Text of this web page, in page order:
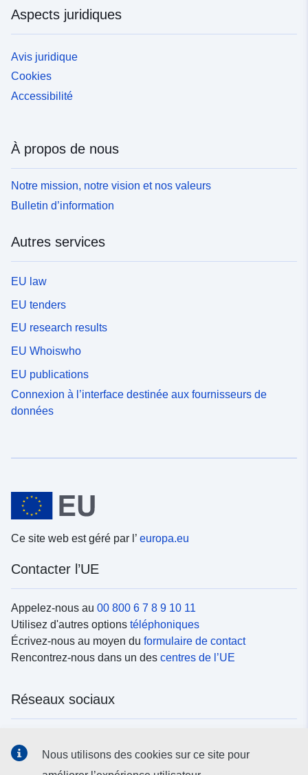
Aspects juridiques
Avis juridique
Cookies
Accessibilité
À propos de nous
Notre mission, notre vision et nos valeurs
Bulletin d’information
Autres services
EU law
EU tenders
EU research results
EU Whoiswho
EU publications
Connexion à l’interface destinée aux fournisseurs de
données
Ce site web est géré par l’ europa.eu
Contacter l’UE
Appelez-nous au 00 800 6 7 8 9 10 11
Utilisez d'autres options téléphoniques
Écrivez-nous au moyen du formulaire de contact
Rencontrez-nous dans un des centres de l’UE
Réseaux sociaux
Nous utilisons des cookies sur ce site pour